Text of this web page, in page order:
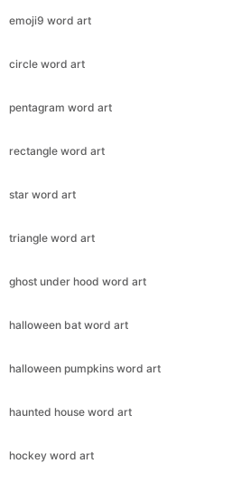
emoji9 word art
circle word art
pentagram word art
rectangle word art
star word art
triangle word art
ghost under hood word art
halloween bat word art
halloween pumpkins word art
haunted house word art
hockey word art